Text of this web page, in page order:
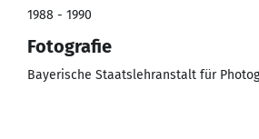
1988 - 1990
Fotografie
Bayerische Staatslehranstalt für